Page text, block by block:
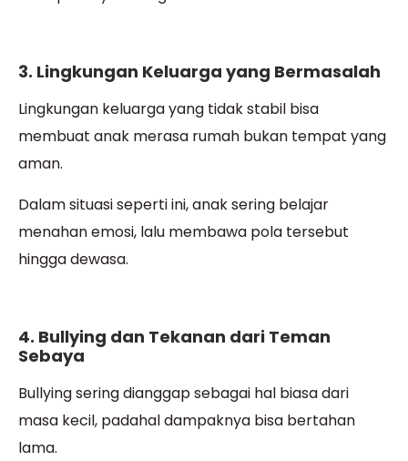
3. Lingkungan Keluarga yang Bermasalah
Lingkungan keluarga yang tidak stabil bisa
membuat anak merasa rumah bukan tempat yang
aman.
Dalam situasi seperti ini, anak sering belajar
menahan emosi, lalu membawa pola tersebut
hingga dewasa.
4. Bullying dan Tekanan dari Teman
Sebaya
Bullying sering dianggap sebagai hal biasa dari
masa kecil, padahal dampaknya bisa bertahan
lama.